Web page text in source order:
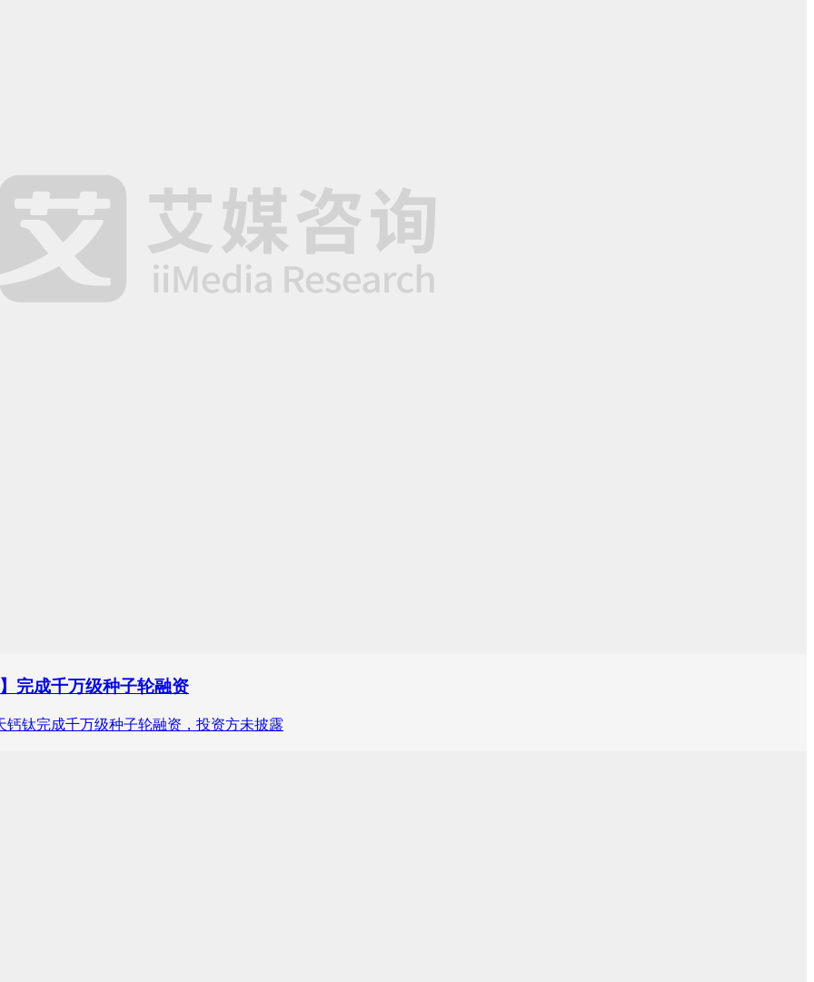
完成千万级种子轮融资
钛完成千万级种子轮融资，投资方未披露